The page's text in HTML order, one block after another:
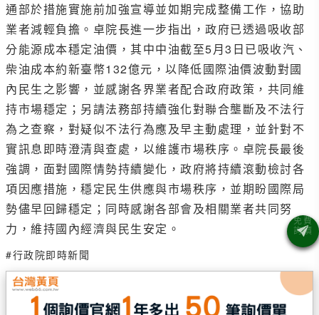
通部於措施實施前加強宣導並如期完成整備工作，協助
業者減輕負擔。卓院長進一步指出，政府已透過吸收部
分能源成本穩定油價，其中中油截至5月3日已吸收汽、
柴油成本約新臺幣132億元，以降低國際油價波動對國
內民生之影響，並感謝各界業者配合政府政策，共同維
持市場穩定；另請法務部持續強化對聯合壟斷及不法行
為之查察，對疑似不法行為應及早主動處理，並針對不
實訊息即時澄清與查處，以維護市場秩序。卓院長最後
強調，面對國際情勢持續變化，政府將持續滾動檢討各
項因應措施，穩定民生供應與市場秩序，並期盼國際局
勢儘早回歸穩定；同時感謝各部會及相關業者共同努
力，維持國內經濟與民生安定。
#行政院即時新聞